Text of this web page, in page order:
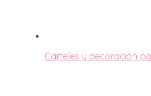
Carteles y decoración